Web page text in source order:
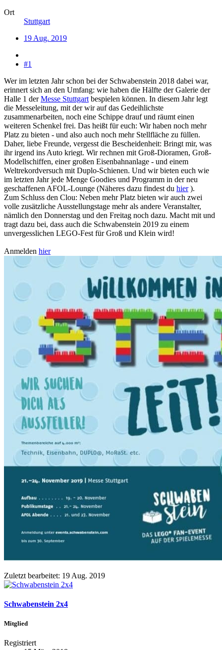
Ort
Stuttgart
19 Aug. 2019
#1
Wer im letzten Jahr schon bei der Schwabenstein 2018 dabei war,
erinnert sich an den Umfang: wie haben die Hälfte der Galerie der
Halle 1 derMesse Stuttgart bespielen können. In diesem Jahr legt
die Messeleitung, mit der wir auf das Gedeihlichste
zusammenarbeiten, noch eine Schippe drauf und räumt einen
weiteren Schenkel frei. Das heißt für euch: Wir haben noch mehr
Platz zu bieten - und also auch noch mehr Stellfläche zu füllen.
Daher, liebe Freunde, vergesst die Bescheidenheit: Bringt mir, was
ihr irgend ins Auto kriegt. Wir rechnen mit Groß-Dioramen, Groß-
Modellschiffen, einer großen Eisenbahnanlage - und einem
Weltrekordversuch mit Duplo-Schienen. Und wir bieten euch wie
im letzten Jahr jede Menge Goodies und Programm in der neu
geschaffenen AFOL-Lounge (Näheres dazu findest du hier).
Zum Schluss den Clou: Neben mehr Platz bieten wir auch zwei
volle zusätzliche Ausstellungstage mehr als andere Veranstalter,
nämlich den Donnerstag und den Freitag noch dazu. Macht mit und
tragt dazu bei, dass auch die Schwabenstein 2019 zu einem
unvergesslichen LEGO-Fest für Groß und Klein wird!
Anmelden hier
Zuletzt bearbeitet: 19 Aug. 2019
Schwabenstein 2x4
Mitglied
Registriert